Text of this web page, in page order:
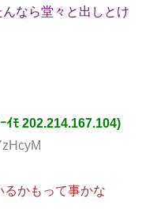
なら堂々と出しとけ
ｲﾓ 202.214.167.104)
るかもって事かな